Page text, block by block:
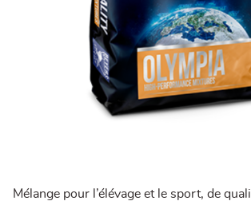
Mélange pour l’élévage et le sport, de